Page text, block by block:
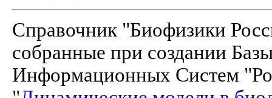
Справочник "Биофизики
собранные при создании
Информационных Систем